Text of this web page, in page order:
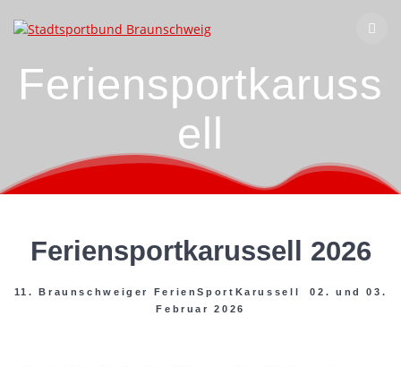
Inhalt
Feriensportkaruss
ell
Feriensportkarussell 2026
11. Braunschweiger FerienSportKarussell 02. und 03.
Februar 2026